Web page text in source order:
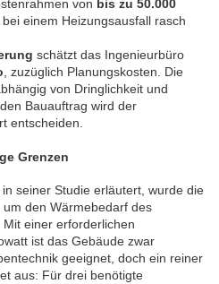
von bis zu 50.000
einem Heizungsausfall rasch
schätzt das Ingenieurbüro
, zuzüglich Planungskosten. Die
von Dringlichkeit und
Bauauftrag wird der
entscheiden.
Grenzen
seiner Studie erläutert, wurde die
den Wärmebedarf des
einer erforderlichen
ist das Gebäude zwar
geeignet, doch ein reiner
aus: Für drei benötigte